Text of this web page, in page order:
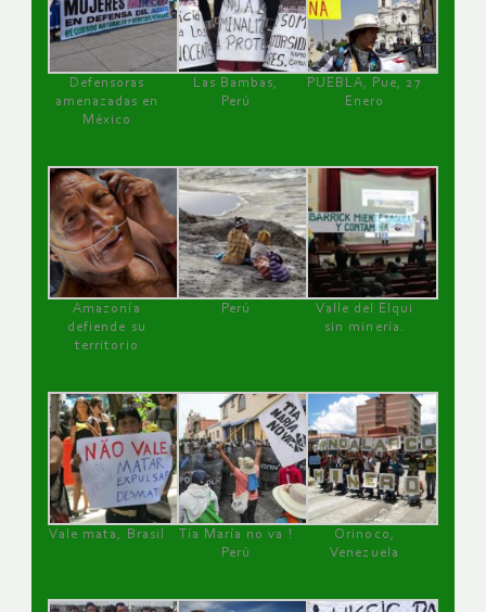
Defensoras
amenazadas en
México
Las Bambas,
Perú
PUEBLA, Pue, 27
Enero
Amazonía
defiende su
territorio
Perú
Valle del Elqui
sin minería.
Vale mata, Brasil
Tía María no va !
Perú
Orinoco,
Venezuela